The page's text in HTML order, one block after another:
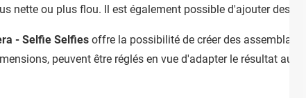
nette ou plus flou. Il est également possible d'ajouter des
- Selfie Selfies offre la possibilité de créer des
peuvent être réglés en vue d'adapter le résultat aux